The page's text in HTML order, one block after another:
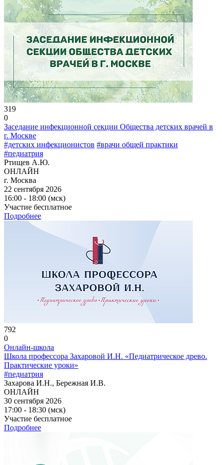
319
0
Заседание инфекционной секции Общества детских врачей в
г. Москве
#детских инфекционистов #врачи общей практики
#педиатрия
Ртищев А.Ю.
ОНЛАЙН
г. Москва
22 сентября 2026
16:00 - 18:00 (мск)
Участие бесплатное
Подробнее
792
0
Онлайн-школа
Школа профессора Захаровой И.Н. «Педиатрическое древо.
Практические уроки»
#педиатрия
Захарова И.Н., Бережная И.В.
ОНЛАЙН
30 сентября 2026
17:00 - 18:30 (мск)
Участие бесплатное
Подробнее